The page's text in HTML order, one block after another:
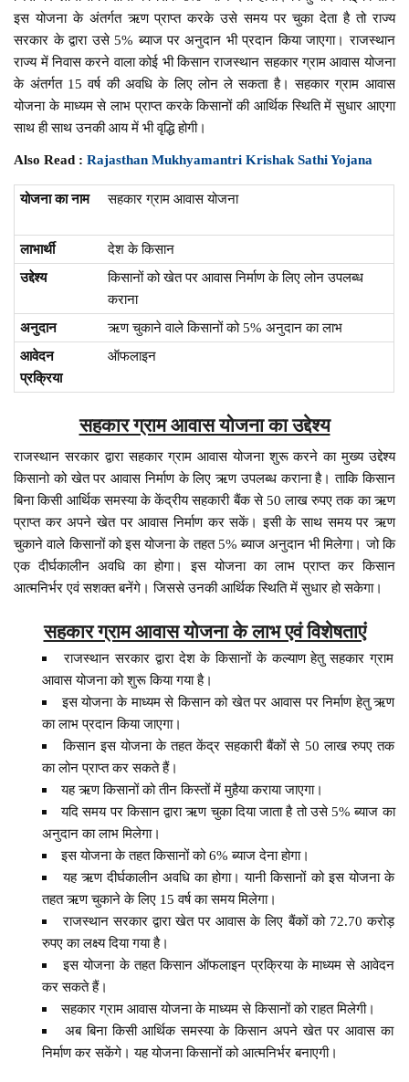
इस योजना के अंतर्गत ऋण प्राप्त करके उसे समय पर चुका देता है तो राज्य
सरकार के द्वारा उसे 5% ब्याज पर अनुदान भी प्रदान किया जाएगा। राजस्थान
राज्य में निवास करने वाला कोई भी किसान राजस्थान सहकार ग्राम आवास योजना
के अंतर्गत 15 वर्ष की अवधि के लिए लोन ले सकता है। सहकार ग्राम आवास
योजना के माध्यम से लाभ प्राप्त करके किसानों की आर्थिक स्थिति में सुधार आएगा
साथ ही साथ उनकी आय में भी वृद्धि होगी।
Also Read :Rajasthan Mukhyamantri Krishak Sathi Yojana
योजना का नाम सहकार ग्राम आवास योजना
लाभार्थी
देश के किसान
उद्देश्य
किसानों को खेत पर आवास निर्माण के लिए लोन उपलब्ध
कराना
अनुदान
ऋण चुकाने वाले किसानों को 5% अनुदान का लाभ
आवेदन
प्रक्रिया
ऑफलाइन
सहकार ग्राम आवास योजना का उद्देश्य
राजस्थान सरकार द्वारा सहकार ग्राम आवास योजना शुरू करने का मुख्य उद्देश्य
किसानो को खेत पर आवास निर्माण के लिए ऋण उपलब्ध कराना है। ताकि किसान
बिना किसी आर्थिक समस्या के केंद्रीय सहकारी बैंक से 50 लाख रुपए तक का ऋण
प्राप्त कर अपने खेत पर आवास निर्माण कर सकें। इसी के साथ समय पर ऋण
चुकाने वाले किसानों को इस योजना के तहत 5% ब्याज अनुदान भी मिलेगा। जो कि
एक दीर्घकालीन अवधि का होगा। इस योजना का लाभ प्राप्त कर किसान
आत्मनिर्भर एवं सशक्त बनेंगे। जिससे उनकी आर्थिक स्थिति में सुधार हो सकेगा।
सहकार ग्राम आवास योजना के लाभ एवं विशेषताएं
राजस्थान सरकार द्वारा देश के किसानों के कल्याण हेतु सहकार ग्राम
आवास योजना को शुरू किया गया है।
इस योजना के माध्यम से किसान को खेत पर आवास पर निर्माण हेतु ऋण
का लाभ प्रदान किया जाएगा।
किसान इस योजना के तहत केंद्र सहकारी बैंकों से 50 लाख रुपए तक
का लोन प्राप्त कर सकते हैं।
यह ऋण किसानों को तीन किस्तों में मुहैया कराया जाएगा।
यदि समय पर किसान द्वारा ऋण चुका दिया जाता है तो उसे 5% ब्याज का
अनुदान का लाभ मिलेगा।
इस योजना के तहत किसानों को 6% ब्याज देना होगा।
यह ऋण दीर्घकालीन अवधि का होगा। यानी किसानों को इस योजना के
तहत ऋण चुकाने के लिए 15 वर्ष का समय मिलेगा।
राजस्थान सरकार द्वारा खेत पर आवास के लिए बैंकों को 72.70 करोड़
रुपए का लक्ष्य दिया गया है।
इस योजना के तहत किसान ऑफलाइन प्रक्रिया के माध्यम से आवेदन
कर सकते हैं।
सहकार ग्राम आवास योजना के माध्यम से किसानों को राहत मिलेगी।
अब बिना किसी आर्थिक समस्या के किसान अपने खेत पर आवास का
निर्माण कर सकेंगे। यह योजना किसानों को आत्मनिर्भर बनाएगी।